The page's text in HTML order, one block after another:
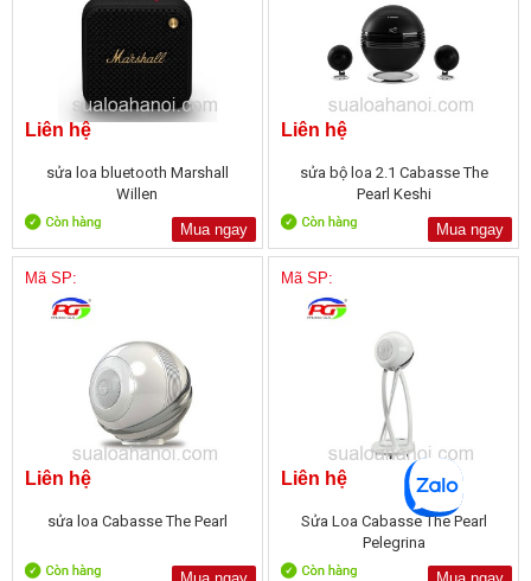
Liên hệ
sửa loa bluetooth Marshall
Willen
Mua ngay
Liên hệ
sửa bộ loa 2.1 Cabasse The
Pearl Keshi
Mua ngay
Mã SP:
Liên hệ
sửa loa Cabasse The Pearl
Mã SP:
Liên hệ
Sửa Loa Cabasse The Pearl
Pelegrina